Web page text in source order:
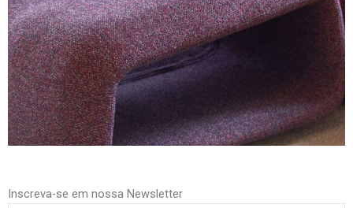
Inscreva-se em nossa Newsletter